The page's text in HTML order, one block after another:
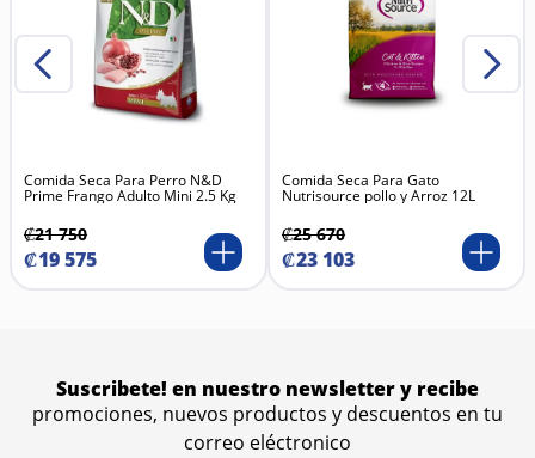
Comida Seca Para Perro N&D
Prime Frango Adulto Mini 2.5 Kg
₡21 750
₡19575
Comida Seca Para Gato
Nutrisource pollo y Arroz 12L
₡25 670
₡23103
Suscribete! en nuestro newsletter y recibe
promociones, nuevos productos y descuentos en tu
correo eléctronico